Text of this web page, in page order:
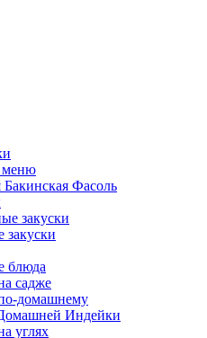
меню
Фасоль
закуски
закуски
блюда
садже
домашнему
Индейки
углях